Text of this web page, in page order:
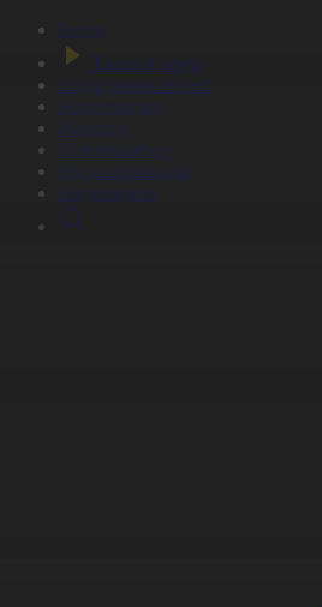
Басты
Тікелей эфир
Бағдарлама кестесі
Жаңалықтар
Жобалар
Телехикаялар
Мультсериалдар
Видеоархив